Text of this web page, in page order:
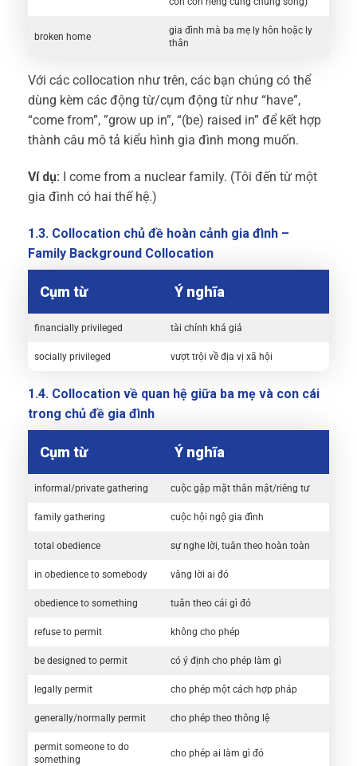
broken home
gia đình mà ba mẹ ly hôn hoặc ly
thân
Với các collocation như trên, các bạn chúng có thể
dùng kèm các động từ/cụm động từ như “have”,
“come from”, ”grow up in”, “(be) raised in” để kết hợp
thành câu mô tả kiểu hình gia đình mong muốn.
Ví dụ: I come from a nuclear family. (Tôi đến từ một
gia đình có hai thế hệ.)
1.3. Collocation chủ đề hoàn cảnh gia đình –
Family Background Collocation
Cụm từ Ý nghĩa
financially privileged tài chính khá giả
socially privileged vượt trội về địa vị xã hội
1.4. Collocation về quan hệ giữa ba mẹ và con cái
trong chủ đề gia đình
Cụm từ Ý nghĩa
informal/private gathering cuộc gặp mặt thân mật/riêng tư
family gathering cuộc hội ngộ gia đình
total obedience sự nghe lời, tuân theo hoàn toàn
in obedience to somebody vâng lời ai đó
obedience to something tuân theo cái gì đó
refuse to permit không cho phép
be designed to permit có ý định cho phép làm gì
legally permit cho phép một cách hợp pháp
generally/normally permit cho phép theo thông lệ
permit someone to do
something
cho phép ai làm gì đó